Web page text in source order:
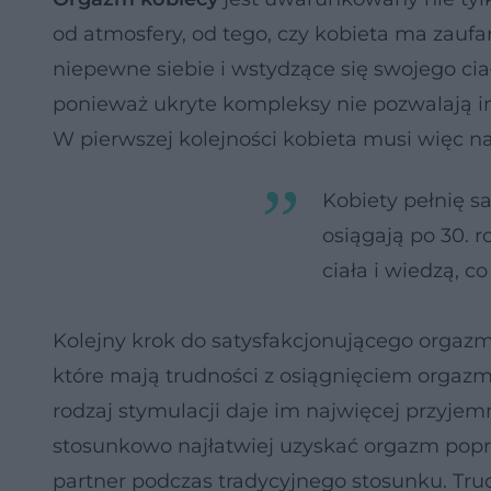
od atmosfery, od tego, czy kobieta ma
niepewne siebie i wstydzące się swojego
ponieważ ukryte kompleksy nie pozwalają
W pierwszej kolejności kobieta musi więc
Kobiety pełnię
osiągają po 30.
ciała i wiedzą,
Kolejny krok do satysfakcjonującego
które mają trudności z osiągnięciem
rodzaj stymulacji daje im najwięcej
stosunkowo najłatwiej uzyskać orgazm
partner podczas tradycyjnego stosunku.